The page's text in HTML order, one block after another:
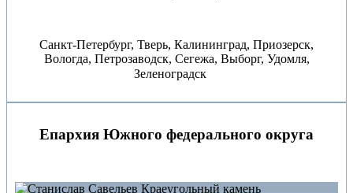
Санкт-Петербург, Тверь⁣⁣, Калининград, Приозерск,
Вологда, Петрозаводск, Сегежа, Выборг, Удомля⁣⁣,
Зеленоградск ⁣⁣
Епархия Южного федерального округа